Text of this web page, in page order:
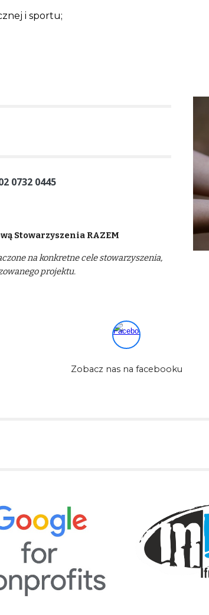
i sportu;
0732 0445
Stowarzyszenia RAZEM
na konkretne cele stowarzyszenia,
projektu.
Zobacz nas na facebooku